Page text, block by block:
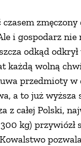
czasem
i gospodarz nie
odkąd
każdą wolną
przedmioty w
a to już wyższa
z całej Polski,
kg) przywiózł